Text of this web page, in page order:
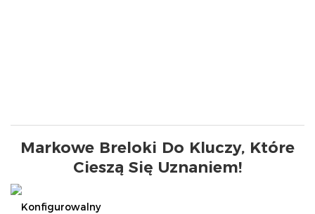
Markowe Breloki Do Kluczy, Które
Cieszą Się Uznaniem!
Konfigurowalny